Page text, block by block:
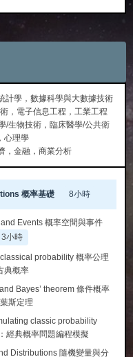
計學，數據科學與大數據技術
，電子信息工程，工業工程
/生物技術，臨床醫學/公共衛
心理學
，金融，商業分析
概率基礎 8小時
Events 概率空間與事件
3小時
probability 概率公理
典概率
Bayes’ theorem 條件概率
斯定理
classic probability
經典概率問題編程模擬
Distributions 隨機變量與分